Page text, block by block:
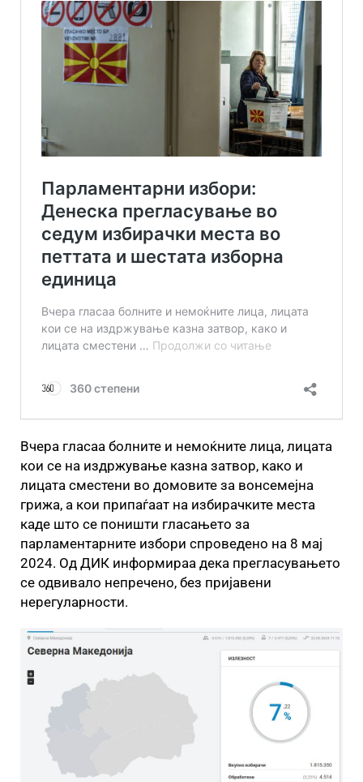
Вчера гласаа болните и немоќните лица, лицата
кои се на издржување казна затвор, како и
лицата сместени во домовите за вонсемејна
грижа, а кои припаѓаат на избирачките места
каде што се поништи гласањето за
парламентарните избори спроведено на 8 мај
2024. Од ДИК информираа дека прегласувањето
се одвивало непречено, без пријавени
нерегуларности.